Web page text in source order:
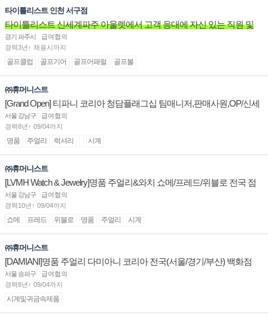
타이틀리스트 인천 서구점
타이틀리스트 신세계파주 아울렛에서 고객 응대에 자신 있는 직원 및
주말 알바 고정 직원분을 구인합니다.
경기 파주시
급여협의
경력3년↑ 채용시까지
골프클럽 골프기어 골프어패럴 골프볼
㈜휴머니스트
[Grand Open] 티파니 코리아 청담플래그십 팀매니저,판매사원,OP/신세
계대전 판매사원 채용
서울 강남구
급여협의
경력8년↑ 09/04까지
명품 주얼리 럭셔리 시계
㈜휴머니스트
[LVMH Watch & Jewelry]명품 주얼리&와치 쇼메/프레드/위블로 전국 점
장/부점장/판매사원 채용
서울 강남구
급여협의
경력10년↑ 09/04까지
쇼메 프레드 위블로 명품 주얼리 시계
㈜휴머니스트
[DAMIANI]명품 주얼리 다미아니 코리아 전국(서울/경기/부산) 백화점
부점장/판매사원 채용
서울 송파구
급여협의
경력8년↑ 09/04까지
시계및귀금속제품